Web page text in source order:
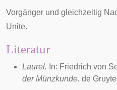
Vorgänger und gleichzeitig
Unite.
Literatur
Laurel. In: Friedrich von
der Münzkunde. de